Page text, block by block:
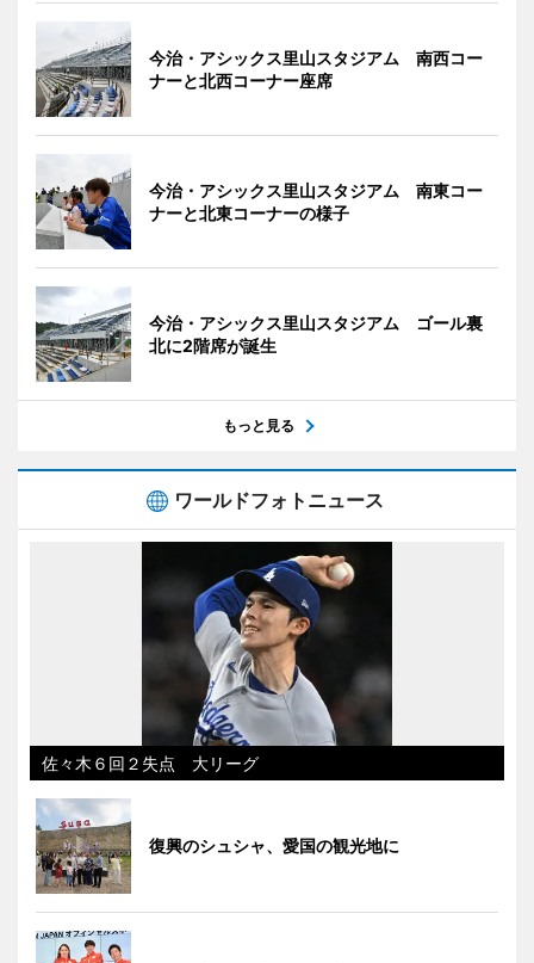
今治・アシックス里山スタジアム 南西コー
ナーと北西コーナー座席
今治・アシックス里山スタジアム 南東コー
ナーと北東コーナーの様子
今治・アシックス里山スタジアム ゴール裏
北に2階席が誕生
もっと見る
ワールドフォトニュース
佐々木６回２失点 大リーグ
復興のシュシャ、愛国の観光地に